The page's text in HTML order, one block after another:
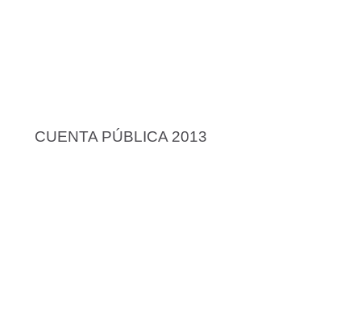
CUENTA PÚBLICA 2013